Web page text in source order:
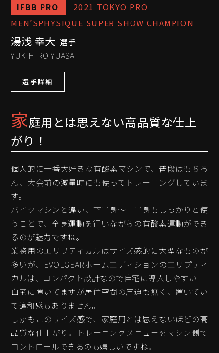
IFBB PRO
2021 TOKYO PRO
MEN’SPHYSIQUE SUPER SHOW CHAMPION
湯浅 幸大 選手
YUKIHIRO YUASA
選手詳細
家庭用とは思えない高品質な仕上
がり！
個人的に一番大好きな有酸素マシンで、普段はもちろ
ん、大会前の減量時にも使ってトレーニングしていま
す。
バイクマシンと違い、下半身～上半身もしっかりと使
うことで、全身運動を行いながらの有酸素運動ができ
るのが魅力ですね。
業務用のエリプティカルはサイズ感的に大型なものが
多いが、EVOLGEARホームエディションのエリプティ
カルは、コンパクト設計なので自宅に導入しやすい
自宅に置いてますが居住空間の圧迫も無く、置いてい
て違和感もありません。
しかもこのサイズ感で、家庭用とは思えないほどの高
品質な仕上がり。トレーニングメニューをマシン側で
コントロールできるのも嬉しいですね。